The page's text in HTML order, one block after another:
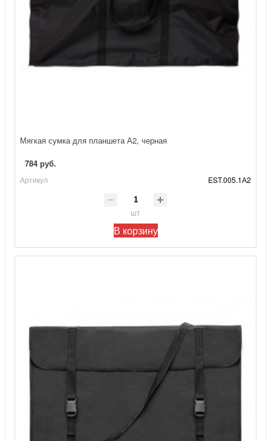
Мягкая сумка для планшета А2, черная
784 руб.
Артикул EST.005.1А2
шт
В корзину